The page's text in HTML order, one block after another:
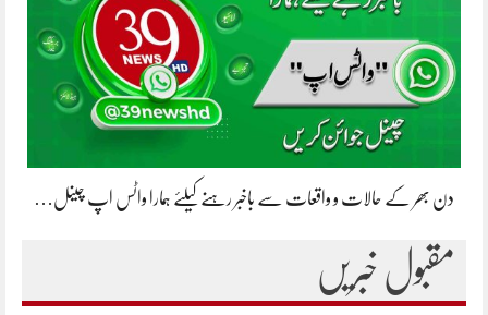
دن بھر کے حالات و واقعات سے باخبر رہنے کیلئے ہمارا واٹس اپ چینل…
مقبول خبریں